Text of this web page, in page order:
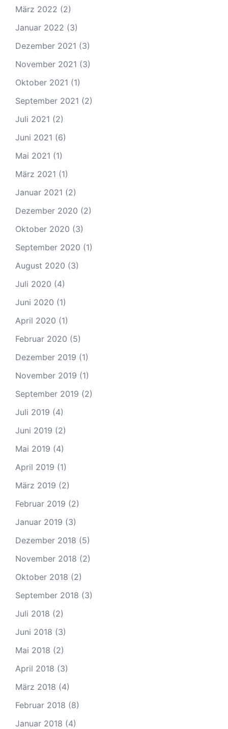
März 2022 (2)
Januar 2022 (3)
Dezember 2021 (3)
November 2021 (3)
Oktober 2021 (1)
September 2021 (2)
Juli 2021 (2)
Juni 2021 (6)
Mai 2021 (1)
März 2021 (1)
Januar 2021 (2)
Dezember 2020 (2)
Oktober 2020 (3)
September 2020 (1)
August 2020 (3)
Juli 2020 (4)
Juni 2020 (1)
April 2020 (1)
Februar 2020 (5)
Dezember 2019 (1)
November 2019 (1)
September 2019 (2)
Juli 2019 (4)
Juni 2019 (2)
Mai 2019 (4)
April 2019 (1)
März 2019 (2)
Februar 2019 (2)
Januar 2019 (3)
Dezember 2018 (5)
November 2018 (2)
Oktober 2018 (2)
September 2018 (3)
Juli 2018 (2)
Juni 2018 (3)
Mai 2018 (2)
April 2018 (3)
März 2018 (4)
Februar 2018 (8)
Januar 2018 (4)